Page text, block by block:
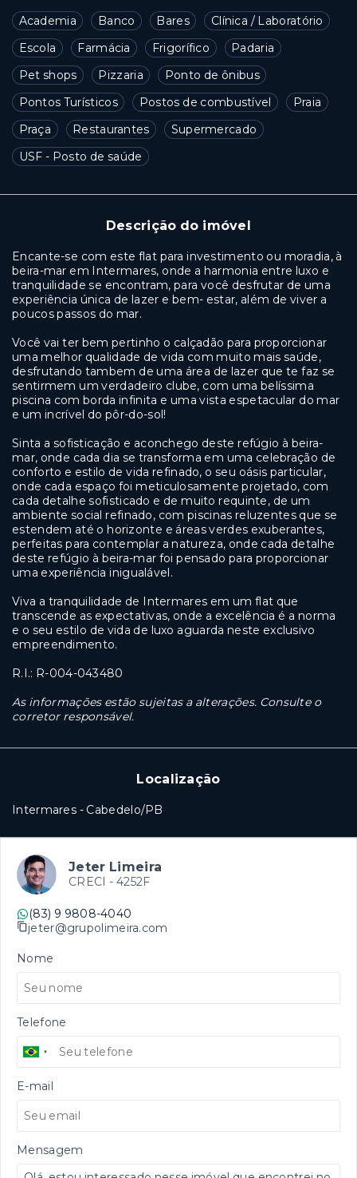
Academia Banco Bares
Clínica / Laboratório
Escola
Farmácia Frigorífico
Padaria
Pet shops
Pizzaria
Ponto de ônibus
Pontos Turísticos
Postos de combustível
Praia
Praça
Restaurantes
Supermercado
USF - Posto de saúde
Descrição do imóvel
Encante-se com este flat para investimento ou moradia, à
beira-mar em Intermares, onde a harmonia entre luxo e
tranquilidade se encontram, para você desfrutar de uma
experiência única de lazer e bem- estar, além de viver a
poucos passos do mar.
Você vai ter bem pertinho o calçadão para proporcionar
uma melhor qualidade de vida com muito mais saúde,
desfrutando tambem de uma área de lazer que te faz se
sentirmem um verdadeiro clube, com uma belíssima
piscina com borda infinita e uma vista espetacular do mar
e um incrível do pôr-do-sol!
Sinta a sofisticação e aconchego deste refúgio à beira-
mar, onde cada dia se transforma em uma celebração de
conforto e estilo de vida refinado, o seu oásis particular,
onde cada espaço foi meticulosamente projetado, com
cada detalhe sofisticado e de muito requinte, de um
ambiente social refinado, com piscinas reluzentes que se
estendem até o horizonte e áreas verdes exuberantes,
perfeitas para contemplar a natureza, onde cada detalhe
deste refúgio à beira-mar foi pensado para proporcionar
uma experiência inigualável.
Viva a tranquilidade de Intermares em um flat que
transcende as expectativas, onde a excelência é a norma
e o seu estilo de vida de luxo aguarda neste exclusivo
empreendimento.
R.I.: R-004-043480
As informações estão sujeitas a alterações. Consulte o
corretor responsável.
Localização
Intermares - Cabedelo/PB
Jeter Limeira
CRECI - 4252F
(83) 9 9808-4040
jeter@grupolimeira.com
Nome
Telefone
E-mail
Mensagem